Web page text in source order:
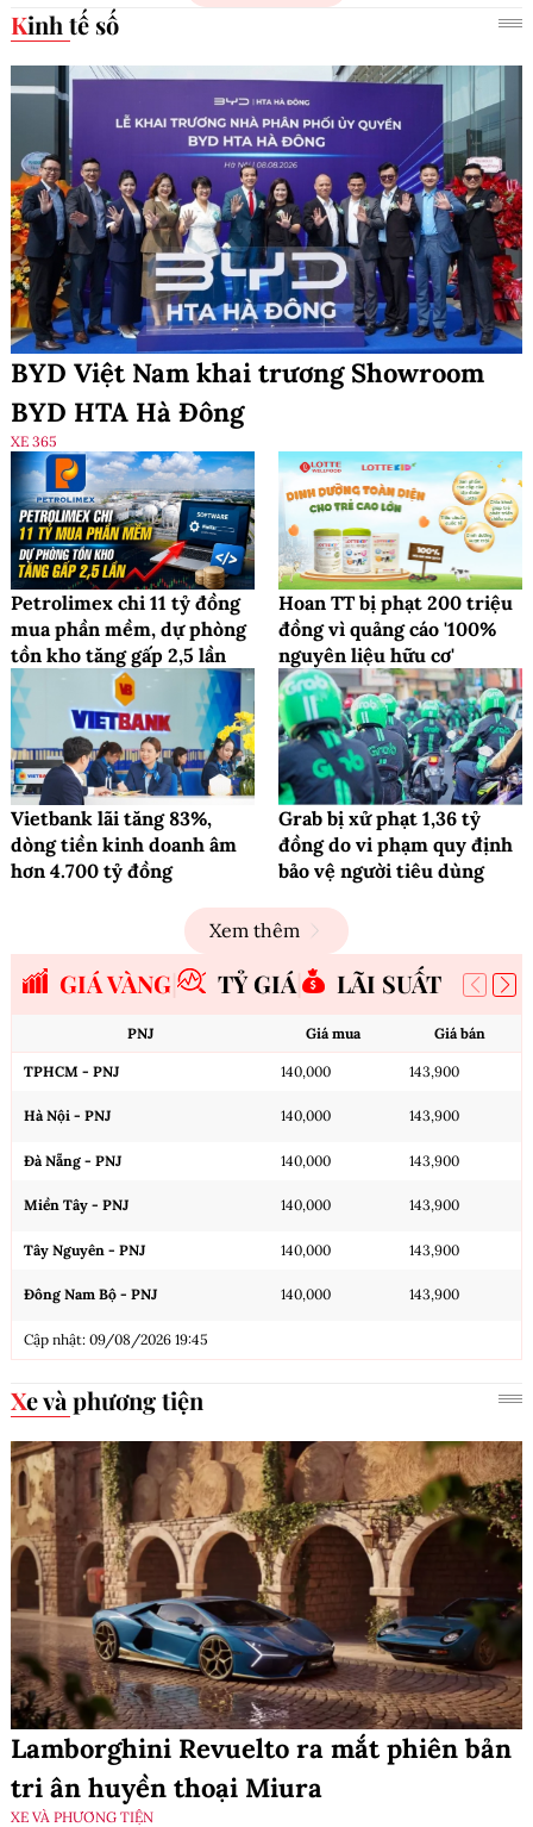
Kinh tế số
BYD Việt Nam khai trương Showroom
BYD HTA Hà Đông
XE 365
Petrolimex chi 11 tỷ đồng
mua phần mềm, dự phòng
tồn kho tăng gấp 2,5 lần
Hoan TT bị phạt 200 triệu
đồng vì quảng cáo '100%
nguyên liệu hữu cơ'
Vietbank lãi tăng 83%,
dòng tiền kinh doanh âm
hơn 4.700 tỷ đồng
Grab bị xử phạt 1,36 tỷ
đồng do vi phạm quy định
bảo vệ người tiêu dùng
Xem thêm
GIÁ VÀNG TỶ GIÁ LÃI SUẤT
PNJ Giá mua Giá bán
TPHCM - PNJ 140,000 143,900
Hà Nội - PNJ 140,000 143,900
Đà Nẵng - PNJ 140,000 143,900
Miền Tây - PNJ 140,000 143,900
Tây Nguyên - PNJ 140,000 143,900
Đông Nam Bộ - PNJ 140,000 143,900
Cập nhật: 09/08/2026 19:45
Xe và phương tiện
Lamborghini Revuelto ra mắt phiên bản
tri ân huyền thoại Miura
XE VÀ PHƯƠNG TIỆN